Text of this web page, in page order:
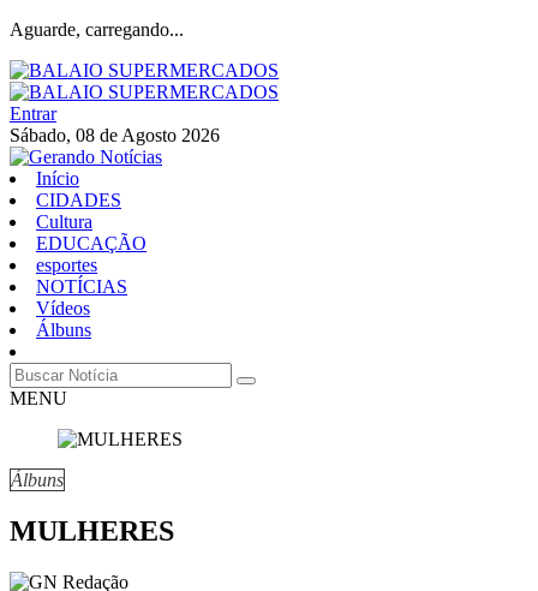
Aguarde, carregando...
Entrar
Sábado, 08 de Agosto 2026
Início
CIDADES
Cultura
EDUCAÇÃO
esportes
NOTÍCIAS
Vídeos
Álbuns
MENU
Álbuns
MULHERES